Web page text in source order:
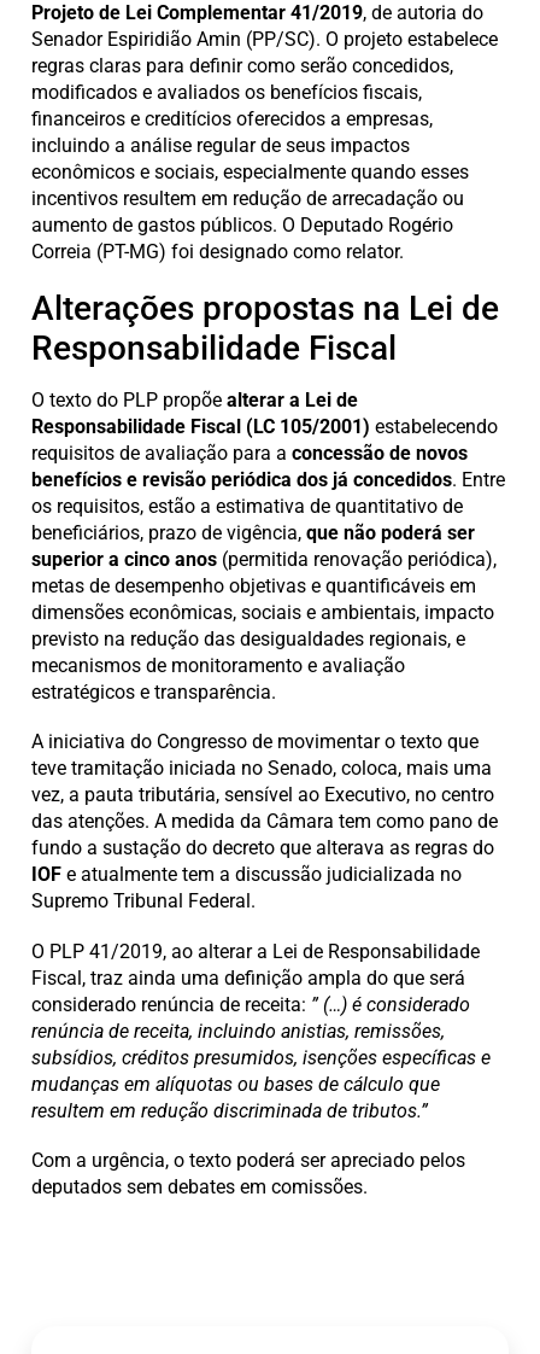
Projeto de Lei Complementar 41/2019, de autoria do
Senador Espiridião Amin (PP/SC). O projeto estabelece
regras claras para definir como serão concedidos,
modificados e avaliados os benefícios fiscais,
financeiros e creditícios oferecidos a empresas,
incluindo a análise regular de seus impactos
econômicos e sociais, especialmente quando esses
incentivos resultem em redução de arrecadação ou
aumento de gastos públicos. O Deputado Rogério
Correia (PT-MG) foi designado como relator.
Alterações propostas na Lei de
Responsabilidade Fiscal
O texto do PLP propõe alterar a Lei de
Responsabilidade Fiscal (LC 105/2001) estabelecendo
requisitos de avaliação para a concessão de novos
benefícios e revisão periódica dos já concedidos. Entre
os requisitos, estão a estimativa de quantitativo de
beneficiários, prazo de vigência, que não poderá ser
superior a cinco anos (permitida renovação periódica),
metas de desempenho objetivas e quantificáveis em
dimensões econômicas, sociais e ambientais, impacto
previsto na redução das desigualdades regionais, e
mecanismos de monitoramento e avaliação
estratégicos e transparência.
A iniciativa do Congresso de movimentar o texto que
teve tramitação iniciada no Senado, coloca, mais uma
vez, a pauta tributária, sensível ao Executivo, no centro
das atenções. A medida da Câmara tem como pano de
fundo a sustação do decreto que alterava as regras do
IOF e atualmente tem a discussão judicializada no
Supremo Tribunal Federal.
O PLP 41/2019, ao alterar a Lei de Responsabilidade
Fiscal, traz ainda uma definição ampla do que será
considerado renúncia de receita: ” (…) é considerado
renúncia de receita, incluindo anistias, remissões,
subsídios, créditos presumidos, isenções específicas e
mudanças em alíquotas ou bases de cálculo que
resultem em redução discriminada de tributos.”
Com a urgência, o texto poderá ser apreciado pelos
deputados sem debates em comissões.